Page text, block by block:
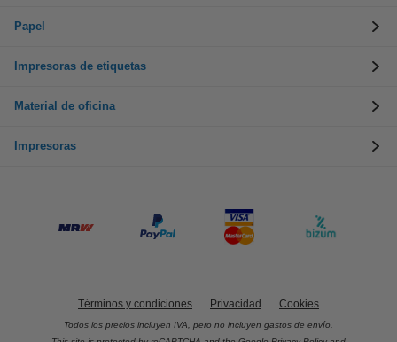
Papel
Impresoras de etiquetas
Material de oficina
Impresoras
Términos y condiciones Privacidad Cookies
Todos los precios incluyen IVA, pero no incluyen gastos de envío.